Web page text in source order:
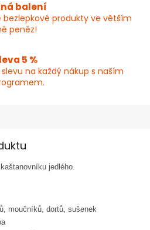
balení
bezlepkové produkty ve větším
peněz!
5 %
slevu na každý nákup s naším
jedlého.
moučníků, dortů, sušenek